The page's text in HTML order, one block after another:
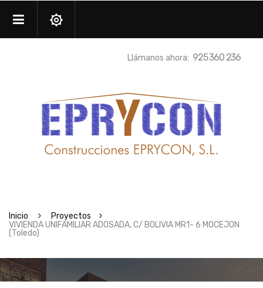
Llámanos ahora: 925 360 236
Inicio
Proyectos
VIVIENDA UNIFAMILIAR ADOSADA, C/ BOLIVIA MR1- 6 MOCEJON
(Toledo)